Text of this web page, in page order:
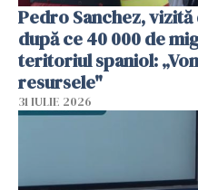
Pedro Sanchez,
după ce 40 000 de
teritoriul spaniol:
resursele"
31 IULIE 2026